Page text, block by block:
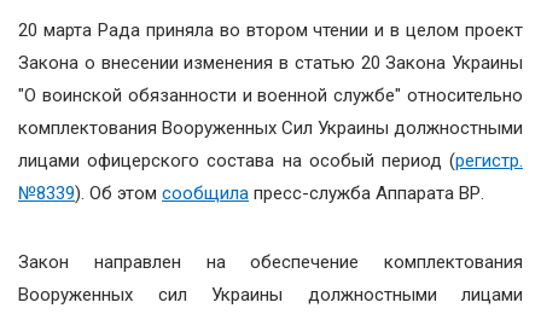
20 марта Рада приняла во втором чтении и в целом проект
Закона о внесении изменения в статью 20 Закона Украины
"О воинской обязанности и военной службе" относительно
комплектования Вооруженных Сил Украины должностными
лицами офицерского состава на особый период (регистр.
№8339). Об этом сообщила пресс-служба Аппарата ВР.
Закон направлен на обеспечение комплектования
Вооруженных сил Украины должностными лицами